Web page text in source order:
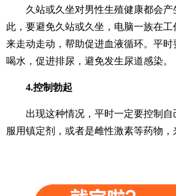
久站或久坐对男性生殖健康都会产
此，要避免久站或久坐，电脑一族在
来走动走动，帮助促进血液循环。平
喝水，促进排尿，避免发生尿道感染。
4.控制勃起
出现这种情况，平时一定要控制自
服用镇定剂，或者是雌性激素等药物，